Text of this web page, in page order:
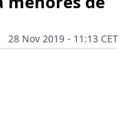
28 Nov 2019 - 11:13 CET